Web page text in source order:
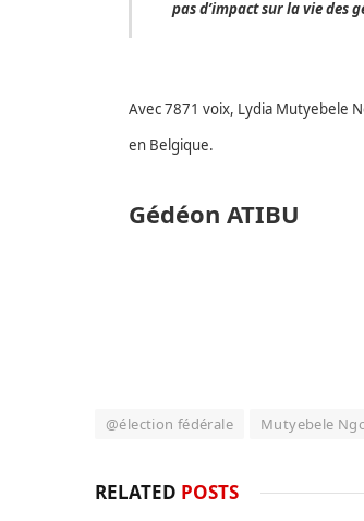
pas d’impact sur la vie des
Avec 7871 voix, Lydia Mutyebele
en Belgique.
Gédéon ATIBU
@élection fédérale Mutyebele
RELATED POSTS